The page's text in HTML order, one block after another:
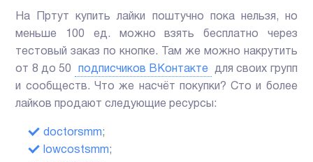
На Пртут купить лайки поштучно пока нельзя, но
меньше 100 ед. можно взять бесплатно через
тестовый заказ по кнопке. Там же можно накрутить
от 8 до 50
подписчиков ВКонтакте
для своих групп
и сообществ. Что же насчёт покупки? Сто и более
лайков продают следующие ресурсы:
doctorsmm;
lowcostsmm;